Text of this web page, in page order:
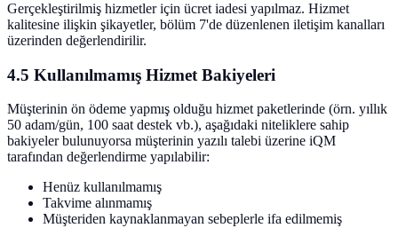
Gerçekleştirilmiş hizmetler için ücret iadesi yapılmaz. Hizmet
kalitesine ilişkin şikayetler, bölüm 7'de düzenlenen iletişim kanalları
üzerinden değerlendirilir.
4.5 Kullanılmamış Hizmet Bakiyeleri
Müşterinin ön ödeme yapmış olduğu hizmet paketlerinde (örn. yıllık
50 adam/gün, 100 saat destek vb.), aşağıdaki niteliklere sahip
bakiyeler bulunuyorsa müşterinin yazılı talebi üzerine iQM
tarafından değerlendirme yapılabilir:
Henüz kullanılmamış
Takvime alınmamış
Müşteriden kaynaklanmayan sebeplerle ifa edilmemiş